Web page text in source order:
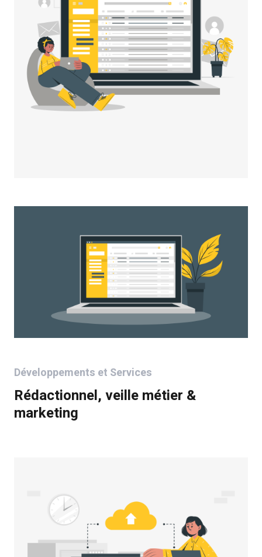
Développements et Services
Rédactionnel, veille métier &
marketing